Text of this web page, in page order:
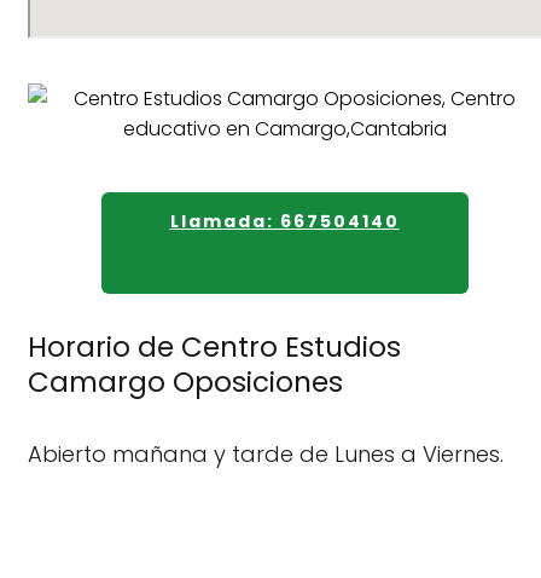
Llamada: 667504140
Horario de Centro Estudios
Camargo Oposiciones
Abierto mañana y tarde de Lunes a Viernes.